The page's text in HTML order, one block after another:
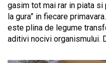
gasim tot mai rar in piata si
la gura” in fiecare
este plina de legume
aditivi nocivi organismului.